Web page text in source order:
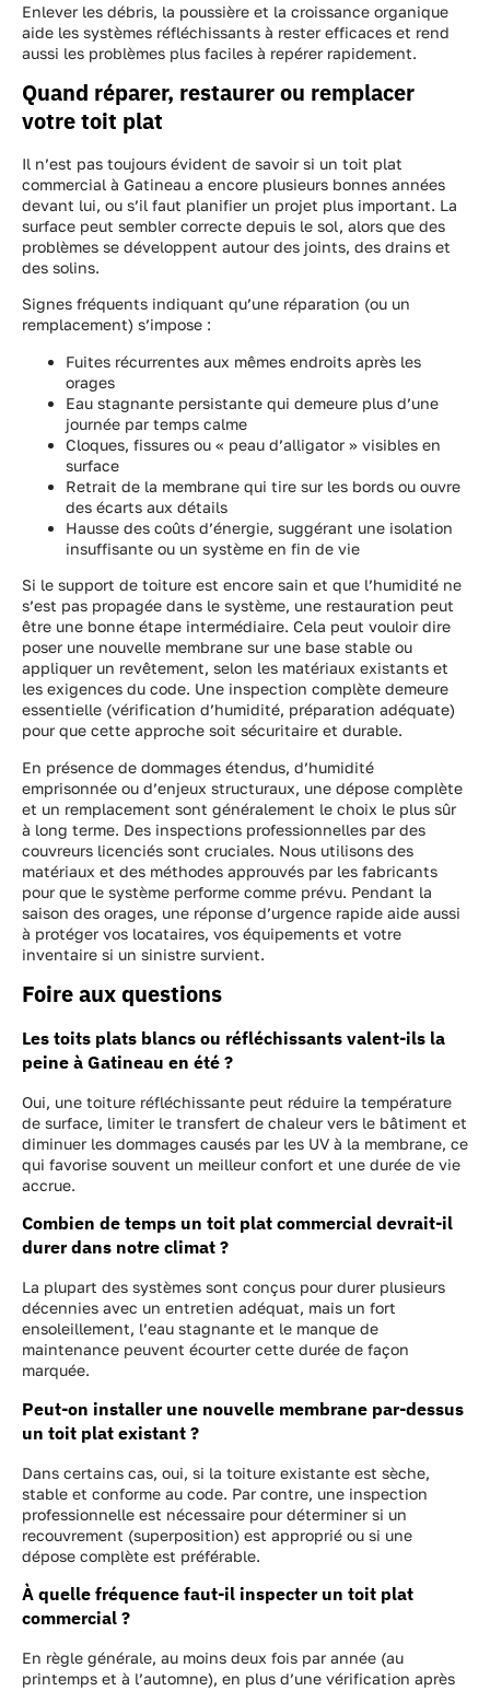
Enlever les débris, la poussière et la croissance organique
aide les systèmes réfléchissants à rester efficaces et rend
aussi les problèmes plus faciles à repérer rapidement.
Quand réparer, restaurer ou remplacer
votre toit plat
Il n’est pas toujours évident de savoir si un toit plat
commercial à Gatineau a encore plusieurs bonnes années
devant lui, ou s’il faut planifier un projet plus important. La
surface peut sembler correcte depuis le sol, alors que des
problèmes se développent autour des joints, des drains et
des solins.
Signes fréquents indiquant qu’une réparation (ou un
remplacement) s’impose :
Fuites récurrentes aux mêmes endroits après les
orages
Eau stagnante persistante qui demeure plus d’une
journée par temps calme
Cloques, fissures ou « peau d’alligator » visibles en
surface
Retrait de la membrane qui tire sur les bords ou ouvre
des écarts aux détails
Hausse des coûts d’énergie, suggérant une isolation
insuffisante ou un système en fin de vie
Si le support de toiture est encore sain et que l’humidité ne
s’est pas propagée dans le système, une restauration peut
être une bonne étape intermédiaire. Cela peut vouloir dire
poser une nouvelle membrane sur une base stable ou
appliquer un revêtement, selon les matériaux existants et
les exigences du code. Une inspection complète demeure
essentielle (vérification d’humidité, préparation adéquate)
pour que cette approche soit sécuritaire et durable.
En présence de dommages étendus, d’humidité
emprisonnée ou d’enjeux structuraux, une dépose complète
et un remplacement sont généralement le choix le plus sûr
à long terme. Des inspections professionnelles par des
couvreurs licenciés sont cruciales. Nous utilisons des
matériaux et des méthodes approuvés par les fabricants
pour que le système performe comme prévu. Pendant la
saison des orages, une réponse d’urgence rapide aide aussi
à protéger vos locataires, vos équipements et votre
inventaire si un sinistre survient.
Foire aux questions
Les toits plats blancs ou réfléchissants valent-ils la
peine à Gatineau en été ?
Oui, une toiture réfléchissante peut réduire la température
de surface, limiter le transfert de chaleur vers le bâtiment et
diminuer les dommages causés par les UV à la membrane, ce
qui favorise souvent un meilleur confort et une durée de vie
accrue.
Combien de temps un toit plat commercial devrait-il
durer dans notre climat ?
La plupart des systèmes sont conçus pour durer plusieurs
décennies avec un entretien adéquat, mais un fort
ensoleillement, l’eau stagnante et le manque de
maintenance peuvent écourter cette durée de façon
marquée.
Peut-on installer une nouvelle membrane par-dessus
un toit plat existant ?
Dans certains cas, oui, si la toiture existante est sèche,
stable et conforme au code. Par contre, une inspection
professionnelle est nécessaire pour déterminer si un
recouvrement (superposition) est approprié ou si une
dépose complète est préférable.
À quelle fréquence faut-il inspecter un toit plat
commercial ?
En règle générale, au moins deux fois par année (au
printemps et à l’automne), en plus d’une vérification après